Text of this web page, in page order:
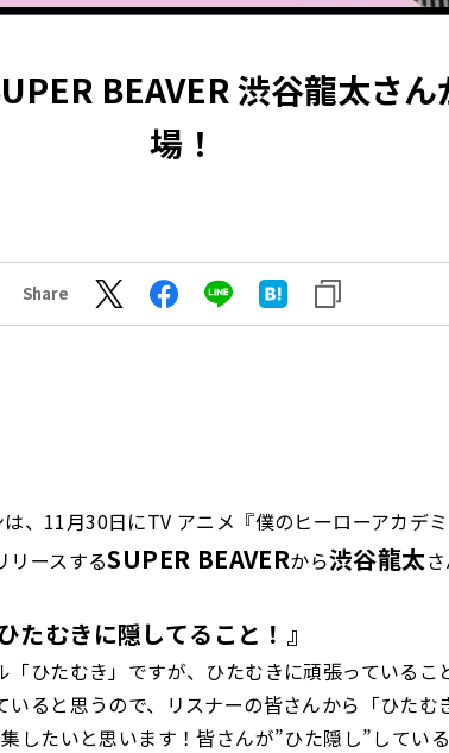
BEAVER 渋谷龍太さん
場！
Share
、11月30日にTV アニメ『僕のヒーローアカデ
リースするSUPER BEAVERから渋谷龍太
たむきに隠してること！ 』
「ひたむき」ですが、ひたむきに頑張っているこ
いると思うので、リスナーの皆さんから「ひたむ
したいと思います！皆さんが”ひた隠し”してい